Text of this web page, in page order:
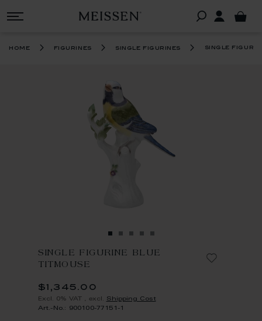
home figurines single figurines single
SINGLE FIGURINE BLUE
TITMOUSE
$1,345.00
Excl. 0% VAT excl. Shipping Cost
Art.-No.: 900100-77151-1